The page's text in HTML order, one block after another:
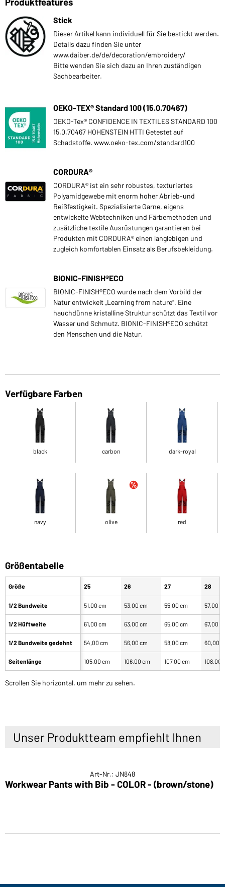
Stick
Dieser Artikel kann individuell für Sie bestickt werden.
Details dazu finden Sie unter
www.daiber.de/de/decoration/embroidery/
Bitte wenden Sie sich dazu an Ihren zuständigen
Sachbearbeiter.
OEKO-TEX® Standard 100 (15.0.70467)
OEKO-Tex® CONFIDENCE IN TEXTILES STANDARD 100
15.0.70467 HOHENSTEIN HTTI Getestet auf
Schadstoffe. www.oeko-tex.com/standard100
CORDURA®
CORDURA® ist ein sehr robustes, texturiertes
Polyamidgewebe mit enorm hoher Abrieb-und
Reißfestigkeit. Spezialisierte Garne, eigens
entwickelte Webtechniken und Färbemethoden und
zusätzliche textile Ausrüstungen garantieren bei
Produkten mit CORDURA® einen langlebigen und
zugleich komfortablen Einsatz als Berufsbekleidung.
BIONIC-FINISH®ECO
BIONIC-FINISH®ECO wurde nach dem Vorbild der
Natur entwickelt „Learning from nature“. Eine
hauchdünne kristalline Struktur schützt das Textil vor
Wasser und Schmutz. BIONIC-FINISH®ECO schützt
den Menschen und die Natur.
Verfügbare Farben
black carbon dark-royal
navy olive red
Größentabelle
Größe
1/2 Bundweite
1/2 Hüftweite
1/2 Bundweite gedehnt
Seitenlänge
25 26 27 28
51,00 cm 53,00 cm 55,00 cm 57,00
61,00 cm 63,00 cm 65,00 cm 67,00
54,00 cm 56,00 cm 58,00 cm 60,00
105,00 cm 106,00 cm 107,00 cm 108,00
Scrollen Sie horizontal, um mehr zu sehen.
Unser Produktteam empfiehlt Ihnen